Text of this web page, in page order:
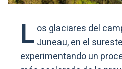
L os glaciares del
Juneau, en el
experimentando un